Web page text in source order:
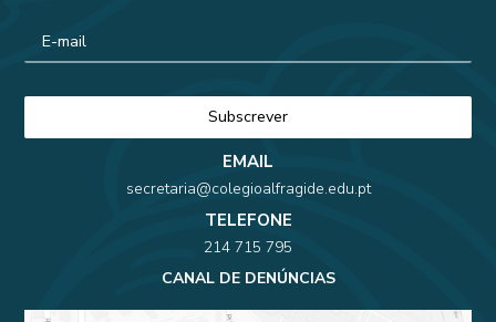
EMAIL
secretaria@colegioalfragide.edu.pt
TELEFONE
214 715 795
CANAL DE DENÚNCIAS